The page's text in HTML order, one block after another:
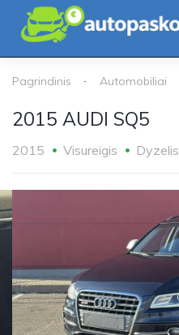
Pagrindinis Automobiliai
2015 AUDI SQ5
2015 Visureigis Dyzelis